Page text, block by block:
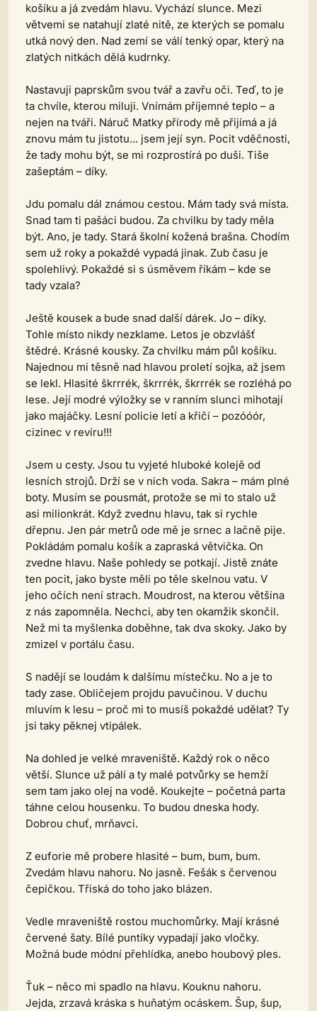
košíku a já zvedám hlavu. Vychází slunce. Mezi
větvemi se natahují zlaté nitě, ze kterých se pomalu
utká nový den. Nad zemí se válí tenký opar, který na
zlatých nitkách dělá kudrnky.
Nastavuji paprskům svou tvář a zavřu oči. Teď, to je
ta chvíle, kterou miluji. Vnímám příjemné teplo – a
nejen na tváři. Náruč Matky přírody mě přijímá a já
znovu mám tu jistotu... jsem její syn. Pocit vděčnosti,
že tady mohu být, se mi rozprostírá po duši. Tiše
zašeptám – díky.
Jdu pomalu dál známou cestou. Mám tady svá místa.
Snad tam ti pašáci budou. Za chvilku by tady měla
být. Ano, je tady. Stará školní kožená brašna. Chodím
sem už roky a pokaždé vypadá jinak. Zub času je
spolehlivý. Pokaždé si s úsměvem říkám – kde se
tady vzala?
Ještě kousek a bude snad další dárek. Jo – díky.
Tohle místo nikdy nezklame. Letos je obzvlášť
štědré. Krásné kousky. Za chvilku mám půl košíku.
Najednou mi těsně nad hlavou proletí sojka, až jsem
se lekl. Hlasité škrrrék, škrrrék, škrrrék se rozléhá po
lese. Její modré výložky se v ranním slunci mihotají
jako majáčky. Lesní policie letí a křičí – pozóóór,
cizinec v revíru!!!
Jsem u cesty. Jsou tu vyjeté hluboké kolejě od
lesních strojů. Drží se v nich voda. Sakra – mám plné
boty. Musím se pousmát, protože se mi to stalo už
asi milionkrát. Když zvednu hlavu, tak si rychle
dřepnu. Jen pár metrů ode mě je srnec a lačně pije.
Pokládám pomalu košík a zapraská větvička. On
zvedne hlavu. Naše pohledy se potkají. Jistě znáte
ten pocit, jako byste měli po těle skelnou vatu. V
jeho očích není strach. Moudrost, na kterou většina
z nás zapomněla. Nechci, aby ten okamžik skončil.
Než mi ta myšlenka doběhne, tak dva skoky. Jako by
zmizel v portálu času.
S nadějí se loudám k dalšímu místečku. No a je to
tady zase. Obličejem projdu pavučinou. V duchu
mluvím k lesu – proč mi to musíš pokaždé udělat? Ty
jsi taky pěknej vtipálek.
Na dohled je velké mraveniště. Každý rok o něco
větší. Slunce už pálí a ty malé potvůrky se hemží
sem tam jako olej na vodě. Koukejte – početná parta
táhne celou housenku. To budou dneska hody.
Dobrou chuť, mrňavci.
Z euforie mě probere hlasité – bum, bum, bum.
Zvedám hlavu nahoru. No jasně. Fešák s červenou
čepičkou. Třiská do toho jako blázen.
Vedle mraveniště rostou muchomůrky. Mají krásné
červené šaty. Bílé puntíky vypadají jako vločky.
Možná bude módní přehlídka, anebo houbový ples.
Ťuk – něco mi spadlo na hlavu. Kouknu nahoru.
Jejda, zrzavá kráska s huňatým ocáskem. Šup, šup,